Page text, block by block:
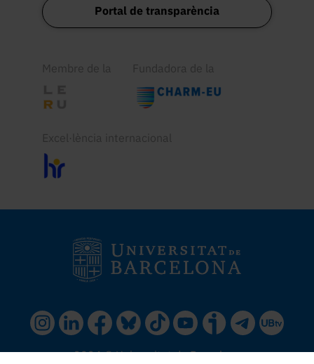
Portal de transparència
Membre de la Fundadora de la
Excel·lència internacional
2024 © Universitat de Barcelona